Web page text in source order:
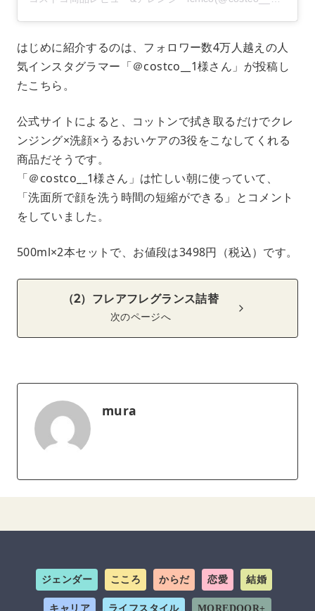
はじめに紹介するのは、フォロワー数4万人越えの人
気インスタグラマー「＠costco__1様さん」が投稿し
たこちら。
公式サイトによると、コットンで拭き取るだけでクレ
ンジング×洗顔×うるおいケアの3役をこなしてくれる
商品だそうです。
「＠costco__1様さん」は忙しい朝に使っていて、
「洗面所で顔を洗う時間の短縮ができる」とコメント
をしていました。
500ml×2本セットで、お値段は3498円（税込）です。
（2）フレアフレグランス詰替
次のページへ
mura
ジェンダー こころ からだ 恋愛 結婚
キャリア ライフスタイル MOREDOOR+